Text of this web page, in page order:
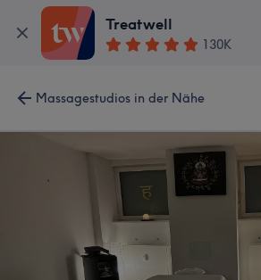
Treatwell
130K
Massagestudios in der Nähe